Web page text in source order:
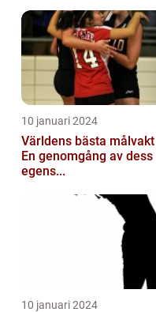
10 januari 2024
Världens bästa målvakt
En genomgång av dess
egens...
10 januari 2024